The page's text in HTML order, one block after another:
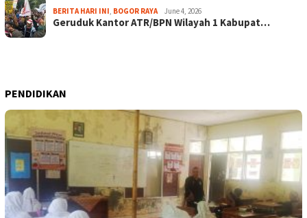
BERITA HARI INI, BOGOR RAYA June 4, 2026
Geruduk Kantor ATR/BPN Wilayah 1 Kabupat…
PENDIDIKAN